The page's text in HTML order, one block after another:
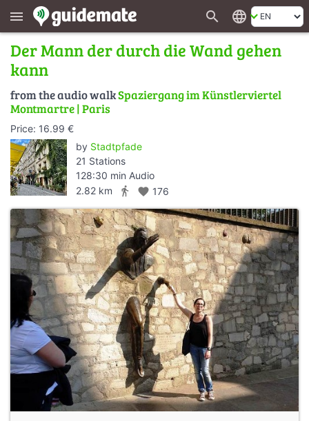
menu search language
Der Mann der durch die Wand gehen
kann
from the audio walkSpaziergang im Künstlerviertel
Montmartre | Paris
Price: 16.99 €
by Stadtpfade
21 Stations
128:30 min Audio
2.82 km
directions_walk favorite 176